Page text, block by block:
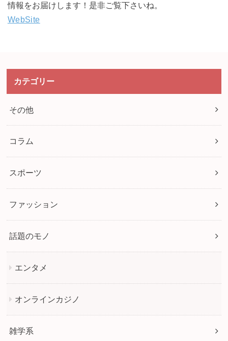
情報をお届けします！是非ご覧下さいね。
WebSite
カテゴリー
その他
コラム
スポーツ
ファッション
話題のモノ
エンタメ
オンラインカジノ
雑学系